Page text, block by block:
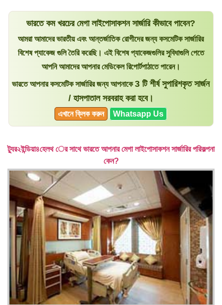
ভারতে কম খরচের মেগা লাইপোসাকশন সার্জারি কীভাবে পাবেন?
আমরা আমাদের ভারতীয় এবং আন্তর্জাতিক রোগীদের জন্য কসমেটিক সার্জারির
বিশেষ প্যাকেজ গুলি তৈরি করেছি। এই বিশেষ প্যাকেজগুলির সুবিধাগুলি পেতে
আপনি আমাদের আপনার মেডিকেল রিপোর্টপাঠাতে পারেন।
ভারতে আপনার কসমেটিক সার্জারির জন্য আপনাকে3 টি শীর্ষ সুপারিশকৃত সার্জন
/ হাসপাতাল সরবরাহ করা হবে।
এখানে ক্লিক করুন Whatsapp Us
ট্যুর২ইন্ডিয়া৪হেলথ ের সাথে ভারতে আপনার মেগা লাইপোসাকশন সার্জারির পরিকল্পনা
কেন?